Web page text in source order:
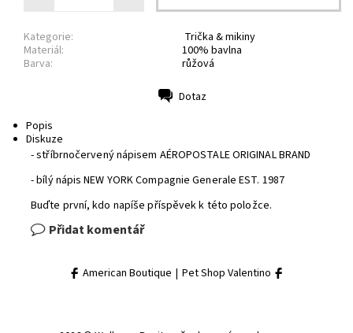
Kategorie:
Trička & mikiny
Materiál:
100% bavlna
Barva:
růžová
Dotaz
Popis
Diskuze
- stříbrnočervený nápisem AÉROPOSTALE ORIGINAL BRAND
- bílý nápis NEW YORK Compagnie Generale EST. 1987
Buďte první, kdo napíše příspěvek k této položce.
Přidat komentář
American Boutique | Pet Shop Valentino